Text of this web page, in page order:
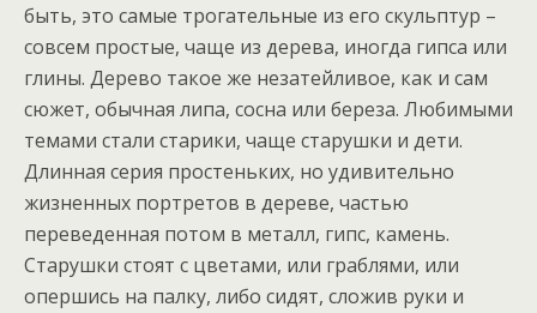
быть, это самые трогательные из его скульптур –
совсем простые, чаще из дерева, иногда гипса или
глины. Дерево такое же незатейливое, как и сам
сюжет, обычная липа, сосна или береза. Любимыми
темами стали старики, чаще старушки и дети.
Длинная серия простеньких, но удивительно
жизненных портретов в дереве, частью
переведенная потом в металл, гипс, камень.
Старушки стоят с цветами, или граблями, или
опершись на палку, либо сидят, сложив руки и